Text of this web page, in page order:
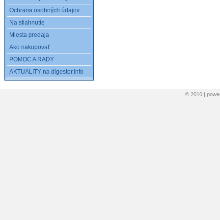
Ochrana osobných údajov
Na stiahnutie
Miesta predaja
Ako nakupovať
POMOC A RADY
AKTUALITY na digestor.info
© 2010 |